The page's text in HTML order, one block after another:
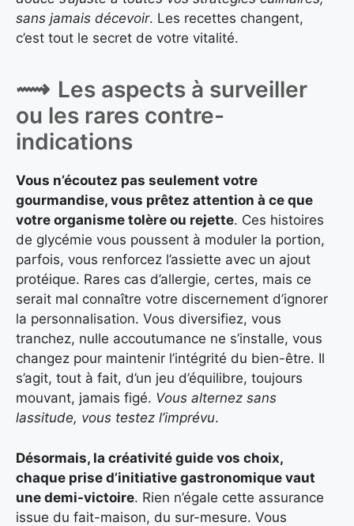
sans jamais décevoir. Les recettes changent,
c’est tout le secret de votre vitalité.
Les aspects à surveiller
ou les rares contre-
indications
Vous n’écoutez pas seulement votre
gourmandise, vous prêtez attention à ce que
votre organisme tolère ou rejette. Ces histoires
de glycémie vous poussent à moduler la portion,
parfois, vous renforcez l’assiette avec un ajout
protéique. Rares cas d’allergie, certes, mais ce
serait mal connaître votre discernement d’ignorer
la personnalisation. Vous diversifiez, vous
tranchez, nulle accoutumance ne s’installe, vous
changez pour maintenir l’intégrité du bien-être. Il
s’agit, tout à fait, d’un jeu d’équilibre, toujours
mouvant, jamais figé. Vous alternez sans
lassitude, vous testez l’imprévu.
Désormais, la créativité guide vos choix,
chaque prise d’initiative gastronomique vaut
une demi-victoire. Rien n’égale cette assurance
issue du fait-maison, du sur-mesure. Vous